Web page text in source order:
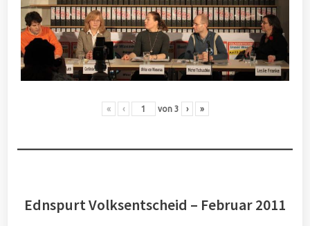
« ‹ von 3 › »
Ednspurt Volksentscheid – Februar 2011